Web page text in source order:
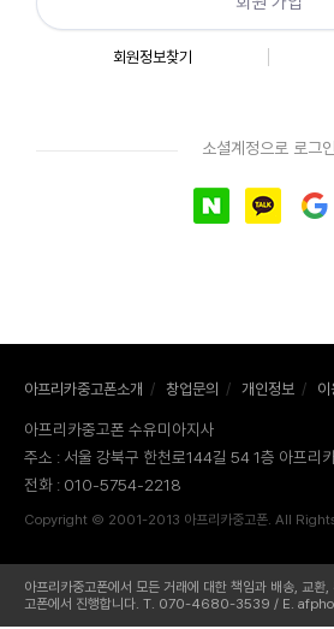
회원정보찾기
소셜계정으로 로그인
아프리카중고폰소개 / 창업문의 / 개인정보 /
아프리카중고폰 수유미아지사
주소 : 서울 강북구 한천로144길 54 1층 아프리
전화 : 010-5754-2218
Copyright © 2001-2013 아프리카중고폰. All
아프리카중고폰에서 모든 거래에 대한 책임과 배송, 교환
고폰에서 진행합니다. T. 070-4680-3539 / E.